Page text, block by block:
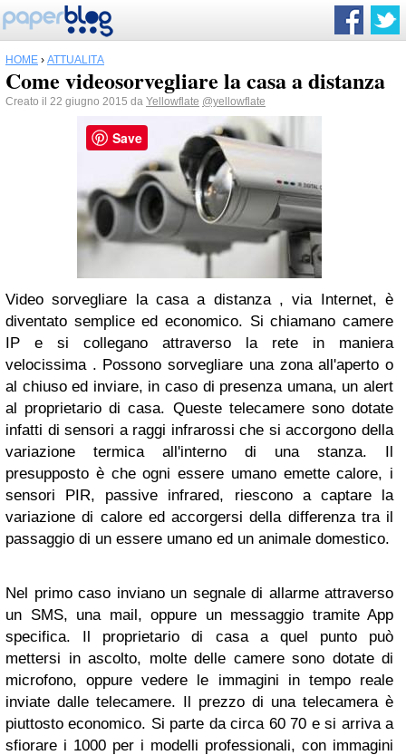
HOME › ATTUALITÀ
Come videosorvegliare la casa a distanza
Creato il 22 giugno 2015 da Yellowflate @yellowflate
Video sorvegliare la casa a distanza , via Internet, è
diventato semplice ed economico. Si chiamano camere
IP e si collegano attraverso la rete in maniera
velocissima . Possono sorvegliare una zona all'aperto o
al chiuso ed inviare, in caso di presenza umana, un alert
al proprietario di casa. Queste telecamere sono dotate
infatti di sensori a raggi infrarossi che si accorgono della
variazione termica all'interno di una stanza. Il
presupposto è che ogni essere umano emette calore, i
sensori PIR, passive infrared, riescono a captare la
variazione di calore ed accorgersi della differenza tra il
passaggio di un essere umano ed un animale domestico.
Nel primo caso inviano un segnale di allarme attraverso
un SMS, una mail, oppure un messaggio tramite App
specifica. Il proprietario di casa a quel punto può
mettersi in ascolto, molte delle camere sono dotate di
microfono, oppure vedere le immagini in tempo reale
inviate dalle telecamere. Il prezzo di una telecamera è
piuttosto economico. Si parte da circa 60 70 e si arriva a
sfiorare i 1000 per i modelli professionali, con immagini
Save